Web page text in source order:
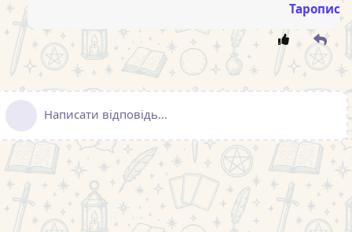
Таропис
Написати відповідь...